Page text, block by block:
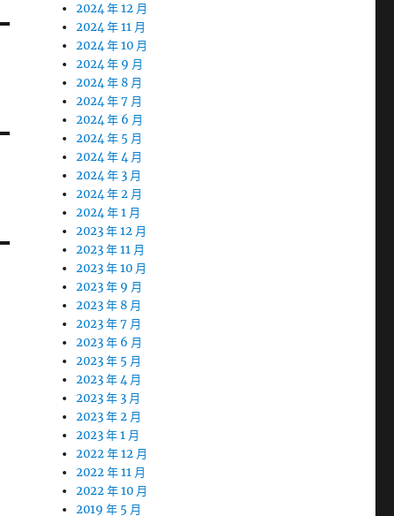
2024 年 12 月
2024 年 11 月
2024 年 10 月
2024 年 9 月
2024 年 8 月
2024 年 7 月
2024 年 6 月
2024 年 5 月
2024 年 4 月
2024 年 3 月
2024 年 2 月
2024 年 1 月
2023 年 12 月
2023 年 11 月
2023 年 10 月
2023 年 9 月
2023 年 8 月
2023 年 7 月
2023 年 6 月
2023 年 5 月
2023 年 4 月
2023 年 3 月
2023 年 2 月
2023 年 1 月
2022 年 12 月
2022 年 11 月
2022 年 10 月
2019 年 5 月